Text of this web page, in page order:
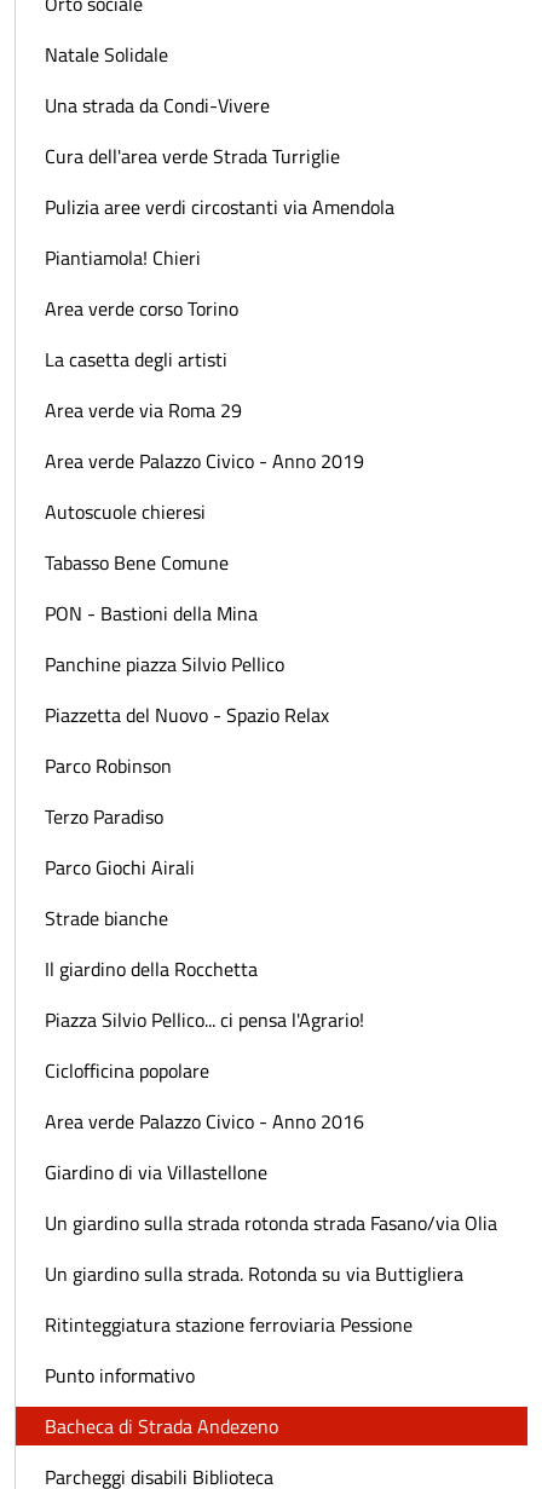
Natale Solidale
Una strada da Condi-Vivere
Cura dell'area verde Strada Turriglie
Pulizia aree verdi circostanti via Amendola
Piantiamola! Chieri
Area verde corso Torino
La casetta degli artisti
Area verde via Roma 29
Area verde Palazzo Civico - Anno 2019
Autoscuole chieresi
Tabasso Bene Comune
PON - Bastioni della Mina
Panchine piazza Silvio Pellico
Piazzetta del Nuovo - Spazio Relax
Parco Robinson
Terzo Paradiso
Parco Giochi Airali
Strade bianche
Il giardino della Rocchetta
Piazza Silvio Pellico... ci pensa l'Agrario!
Ciclofficina popolare
Area verde Palazzo Civico - Anno 2016
Giardino di via Villastellone
Un giardino sulla strada rotonda strada Fasano/via Olia
Un giardino sulla strada. Rotonda su via Buttigliera
Ritinteggiatura stazione ferroviaria Pessione
Punto informativo
Bacheca di Strada Andezeno
Parcheggi disabili Biblioteca